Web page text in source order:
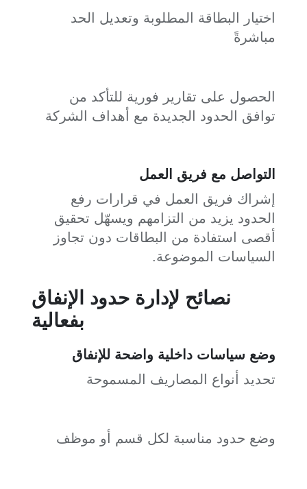
اختيار البطاقة المطلوبة وتعديل الحد
مباشرةً
الحصول على تقارير فورية للتأكد من
توافق الحدود الجديدة مع أهداف الشركة
التواصل مع فريق العمل
إشراك فريق العمل في قرارات رفع
الحدود يزيد من التزامهم ويسهّل تحقيق
أقصى استفادة من البطاقات دون تجاوز
السياسات الموضوعة.
نصائح لإدارة حدود الإنفاق
بفعالية
وضع سياسات داخلية واضحة للإنفاق
تحديد أنواع المصاريف المسموحة
وضع حدود مناسبة لكل قسم أو موظف